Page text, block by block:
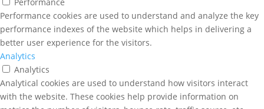
Performance cookies are used to understand and analyze the key
performance indexes of the website which helps in delivering a
better user experience for the visitors.
Analytics
Analytics
Analytical cookies are used to understand how visitors interact
with the website. These cookies help provide information on